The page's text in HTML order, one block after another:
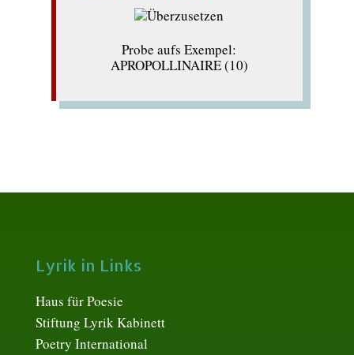
Probe aufs Exempel:
APROPOLLINAIRE (10)
Lyrik in Links
Haus für Poesie
Stiftung Lyrik Kabinett
Poetry International